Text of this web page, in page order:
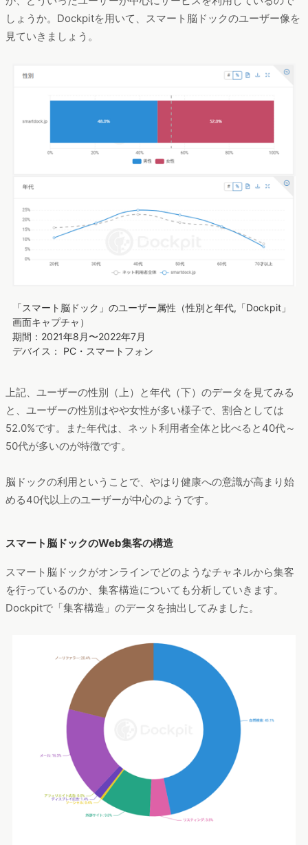
しょうか。Dockpitを用いて、スマート脳ドックのユーザー像を
見ていきましょう。
「スマート脳ドック」のユーザー属性（性別と年代,「Dockpit」
画面キャプチャ）
期間：2021年8月〜2022年7月
デバイス： PC・スマートフォン
上記、ユーザーの性別（上）と年代（下）のデータを見てみる
と、ユーザーの性別はやや女性が多い様子で、割合としては
52.0%です。また年代は、ネット利用者全体と比べると40代～
50代が多いのが特徴です。
脳ドックの利用ということで、やはり健康への意識が高まり始
める40代以上のユーザーが中心のようです。
スマート脳ドックのWeb集客の構造
スマート脳ドックがオンラインでどのようなチャネルから集客
を行っているのか、集客構造についても分析していきます。
Dockpitで「集客構造」のデータを抽出してみました。